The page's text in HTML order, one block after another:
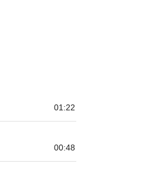
01:22
00:48